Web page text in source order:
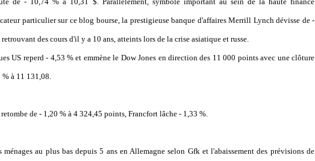
particulier sur ce blog bourse, la prestigieuse banque d'affaires Merrill Lynch dévisse de -
des cours d'il y a 10 ans, atteints lors de la crise asiatique et russe.
US reperd - 4,53 % et emmène le Dow Jones en direction des 11 000 points avec une clôture
% à 11 131,08.
de - 1,20 % à 4 324,45 points, Francfort lâche - 1,33 %.
ménages au plus bas depuis 5 ans en Allemagne selon Gfk et l'abaissement des prévisions de